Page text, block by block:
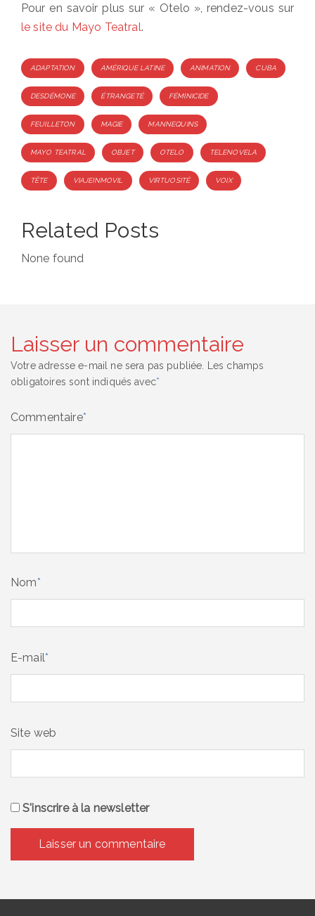
Pour en savoir plus sur « Otelo », rendez-vous sur
le site du Mayo Teatral.
Tags
ADAPTATION AMÉRIQUE LATINE ANIMATION CUBA
DESDÉMONE ÉTRANGETÉ FÉMINICIDE
FEUILLETON MAGIE MANNEQUINS
MAYO TEATRAL OBJET OTELO TELENOVELA
TÊTE VIAJEINMOVIL VIRTUOSITÉ VOIX
Related Posts
None found
Laisser un commentaire
Votre adresse e-mail ne sera pas publiée.
Les champs
obligatoires sont indiqués avec*
Commentaire*
Nom*
E-mail*
Site web
S'inscrire à la newsletter